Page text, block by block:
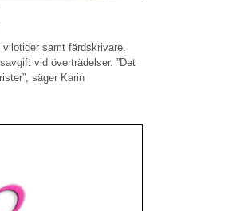
vilotider samt färdskrivare.
vid överträdelser. ”Det
säger Karin